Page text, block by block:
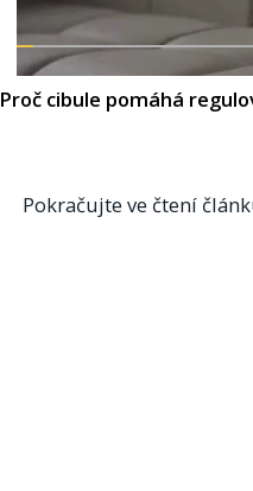
Proč cibule pomáhá
Pokračujte ve čtení